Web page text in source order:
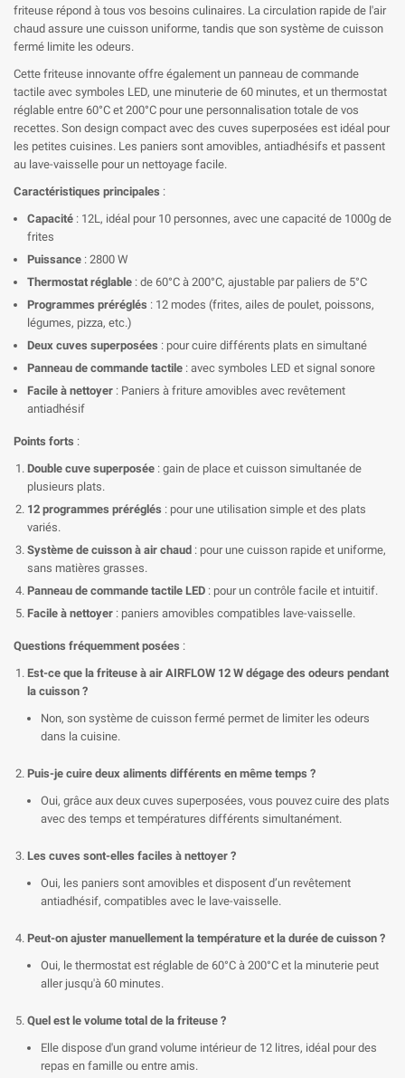
friteuse répond à tous vos besoins culinaires. La circulation rapide de l'air
chaud assure une cuisson uniforme, tandis que son système de cuisson
fermé limite les odeurs.
Cette friteuse innovante offre également un panneau de commande
tactile avec symboles LED, une minuterie de 60 minutes, et un thermostat
réglable entre 60°C et 200°C pour une personnalisation totale de vos
recettes. Son design compact avec des cuves superposées est idéal pour
les petites cuisines. Les paniers sont amovibles, antiadhésifs et passent
au lave-vaisselle pour un nettoyage facile.
Caractéristiques principales :
Capacité : 12L, idéal pour 10 personnes, avec une capacité de 1000g de
frites
Puissance : 2800 W
Thermostat réglable : de 60°C à 200°C, ajustable par paliers de 5°C
Programmes préréglés : 12 modes (frites, ailes de poulet, poissons,
légumes, pizza, etc.)
Deux cuves superposées : pour cuire différents plats en simultané
Panneau de commande tactile : avec symboles LED et signal sonore
Facile à nettoyer : Paniers à friture amovibles avec revêtement
antiadhésif
Points forts :
Double cuve superposée : gain de place et cuisson simultanée de
plusieurs plats.
12 programmes préréglés : pour une utilisation simple et des plats
variés.
Système de cuisson à air chaud : pour une cuisson rapide et uniforme,
sans matières grasses.
Panneau de commande tactile LED : pour un contrôle facile et intuitif.
Facile à nettoyer : paniers amovibles compatibles lave-vaisselle.
Questions fréquemment posées :
Est-ce que la friteuse à air AIRFLOW 12 W dégage des odeurs pendant
la cuisson ?
Non, son système de cuisson fermé permet de limiter les odeurs
dans la cuisine.
Puis-je cuire deux aliments différents en même temps ?
Oui, grâce aux deux cuves superposées, vous pouvez cuire des plats
avec des temps et températures différents simultanément.
Les cuves sont-elles faciles à nettoyer ?
Oui, les paniers sont amovibles et disposent d’un revêtement
antiadhésif, compatibles avec le lave-vaisselle.
Peut-on ajuster manuellement la température et la durée de cuisson ?
Oui, le thermostat est réglable de 60°C à 200°C et la minuterie peut
aller jusqu'à 60 minutes.
Quel est le volume total de la friteuse ?
Elle dispose d'un grand volume intérieur de 12 litres, idéal pour des
repas en famille ou entre amis.